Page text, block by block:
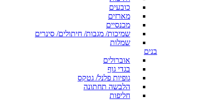
כובעים
מארזים
מכנסיים
שמיכות/ מגבות/ חיתולים/ סינרים
שמלות
בנים
אוברולים
בגדי גוף
גופיות פלנל/ גטקס
הלבשה תחתונה
חליפות